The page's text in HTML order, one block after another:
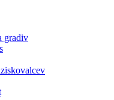
gradiv